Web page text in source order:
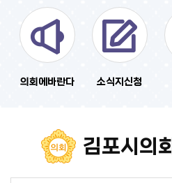
의회에바란다 소식지신청
김포시의회